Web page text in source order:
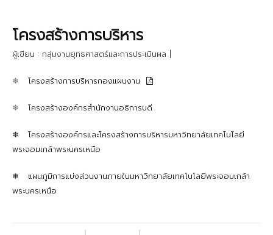
โครงสร้างการบริหาร
ผู้เขียน : กลุ่มงานยุทธศาสตร์และการประเมินผล |
❄ โครงสร้างการบริหารกองแผนงาน
❄ โครงสร้างองค์กรสำนักงานอธิการบดี
❄ โครงสร้างองค์กรและโครงสร้างการบริหารมหาวิทยาลัยเทคโนโลยี
พระจอมเกล้าพระนครเหนือ
❄ แผนภูมิการแบ่งส่วนงานภายในมหาวิทยาลัยเทคโนโลยีพระจอมเกล้า
พระนครเหนือ